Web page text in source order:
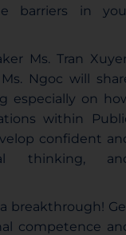
barriers in
Ms. Tran
Ms. Ngoc will
especially on
within
confident
thinking,
breakthrough!
competence